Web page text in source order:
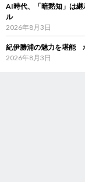
AI時代、「暗黙知」は
ル
2026年8月3日
紀伊勝浦の魅力を堪能
2026年8月3日